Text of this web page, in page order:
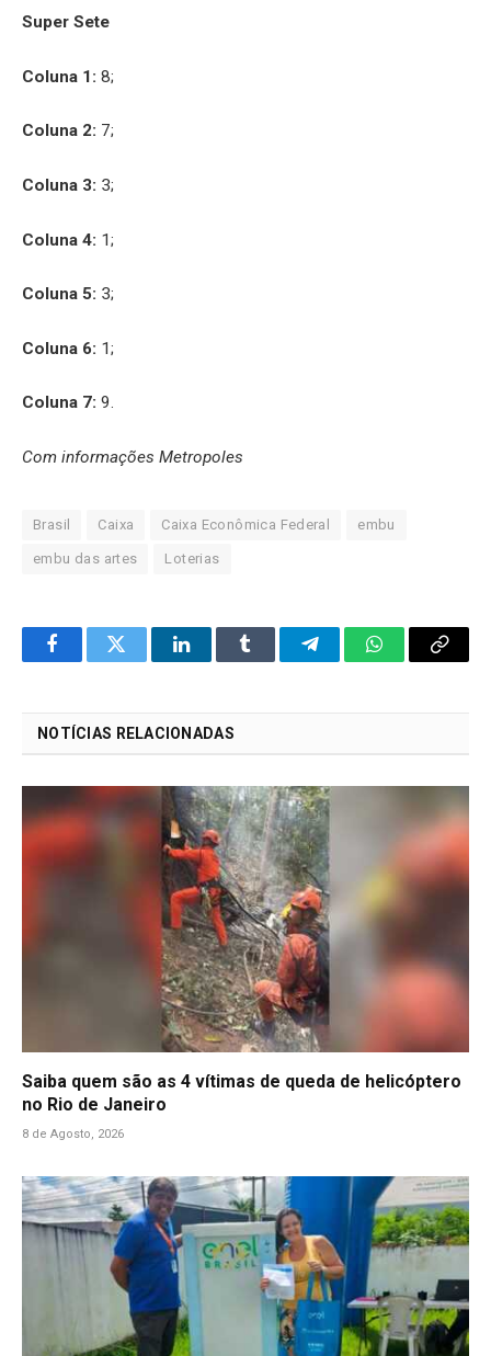
Super Sete
Coluna 1: 8;
Coluna 2: 7;
Coluna 3: 3;
Coluna 4: 1;
Coluna 5: 3;
Coluna 6: 1;
Coluna 7: 9.
Com informações Metropoles
Brasil Caixa Caixa Econômica Federal embu
embu das artes Loterias
FacebookTwitter LinkedInTumblr TelegramWhatsApp
Copy
NOTÍCIAS RELACIONADAS
Saiba quem são as 4 vítimas de queda de helicóptero
no Rio de Janeiro
8 de Agosto, 2026